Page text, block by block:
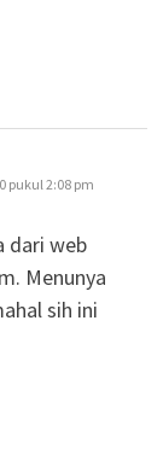
pukul 2:08 pm
dari web
Menunya
sih ini